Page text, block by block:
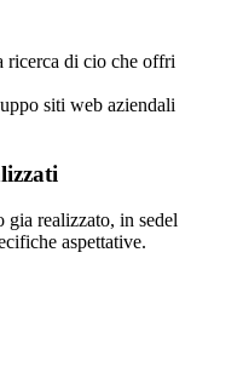
ricerca di cio che offri
gia realizzato, in sedel
aspettative.